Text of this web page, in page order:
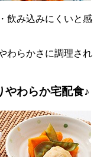
飲み込みにくいと感
わらかさに調理され
やわらか宅配食♪